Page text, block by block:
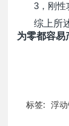
3，刚性
综上所
为零都容易
标签: 浮